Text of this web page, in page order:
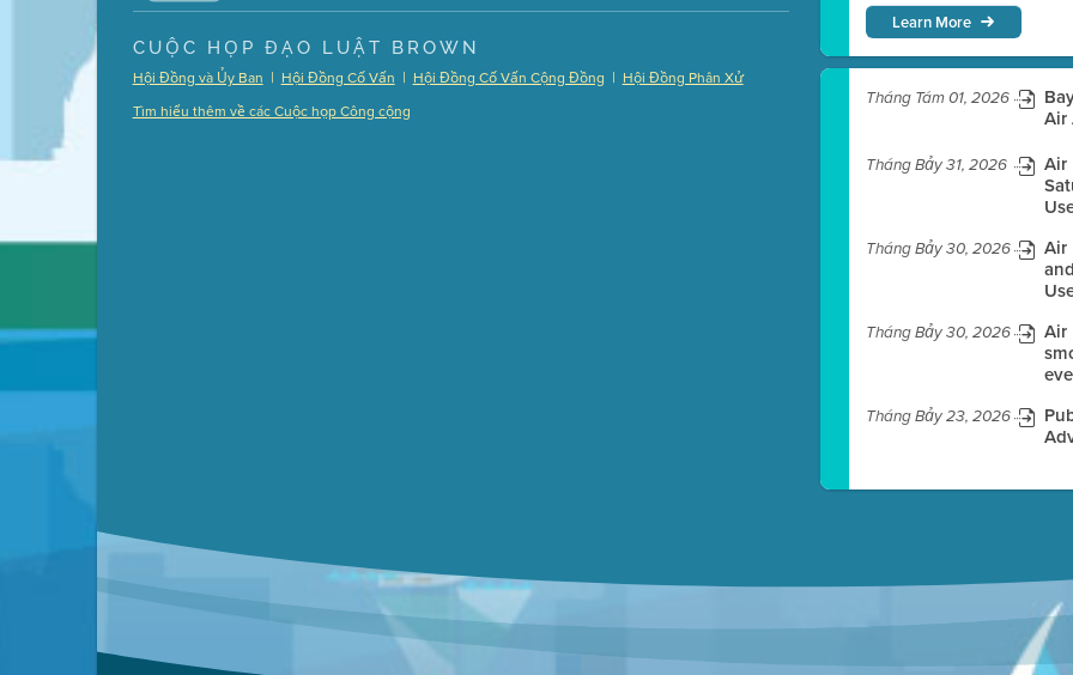
Presentation (Part 1 of 3) (5 Mb PDF , 87 pgs )
Presentation (Part 2 of 3) (121 Kb PDF , 2 pgs )
CUỘC HỌP ĐẠO LUẬT BROWN
Hội Đồng và Ủy Ban | Hội Đồng Cố Vấn | Hội Đồng Cố Vấn Cộng Đồng | Hội Đồng Phân Xử
Tìm hiểu thêm về các Cuộc họp Công cộng
Learn More
Tháng Tám 01, 2026
Air
Tháng Bảy 31, 2026
Air
Tháng Bảy 30, 2026
Air
Tháng Bảy 30, 2026
Air
Tháng Bảy 23, 2026